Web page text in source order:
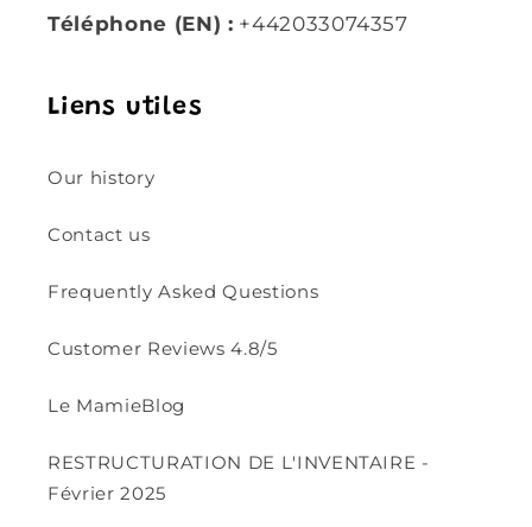
Téléphone (EN) : +442033074357
Liens utiles
Our history
Contact us
Frequently Asked Questions
Customer Reviews 4.8/5
Le MamieBlog
RESTRUCTURATION DE L'INVENTAIRE -
Février 2025